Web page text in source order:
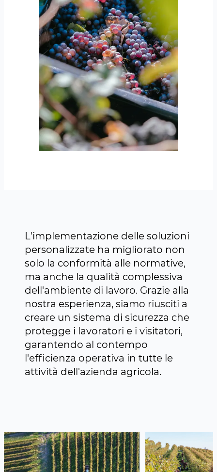
L'implementazione delle soluzioni
personalizzate ha migliorato non
solo la conformità alle normative,
ma anche la qualità complessiva
dell'ambiente di lavoro. Grazie alla
nostra esperienza, siamo riusciti a
creare un sistema di sicurezza che
protegge i lavoratori e i visitatori,
garantendo al contempo
l'efficienza operativa in tutte le
attività dell'azienda agricola.